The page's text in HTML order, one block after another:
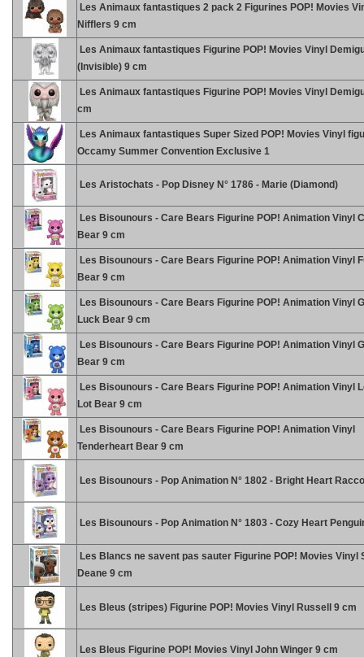
Les Animaux fantastiques 2 pack 2 Figurines POP! Movies
Nifflers 9 cm
Les Animaux fantastiques Figurine POP! Movies Vinyl
(Invisible) 9 cm
Les Animaux fantastiques Figurine POP! Movies Vinyl
cm
Les Animaux fantastiques Super Sized POP! Movies Vinyl
Occamy Summer Convention Exclusive 1
Les Aristochats - Pop Disney N° 1786 - Marie (Diamond)
Les Bisounours - Care Bears Figurine POP! Animation Vinyl
Bear 9 cm
Les Bisounours - Care Bears Figurine POP! Animation Vinyl
Bear 9 cm
Les Bisounours - Care Bears Figurine POP! Animation Vinyl
Luck Bear 9 cm
Les Bisounours - Care Bears Figurine POP! Animation Vinyl
Bear 9 cm
Les Bisounours - Care Bears Figurine POP! Animation Vinyl
Lot Bear 9 cm
Les Bisounours - Care Bears Figurine POP! Animation Vinyl
Tenderheart Bear 9 cm
Les Bisounours - Pop Animation N° 1802 - Bright Heart
Les Bisounours - Pop Animation N° 1803 - Cozy Heart
Les Blancs ne savent pas sauter Figurine POP! Movies Vinyl
Deane 9 cm
Les Bleus (stripes) Figurine POP! Movies Vinyl Russell 9 cm
Les Bleus Figurine POP! Movies Vinyl John Winger 9 cm